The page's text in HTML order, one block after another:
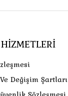
Değişim Şartları